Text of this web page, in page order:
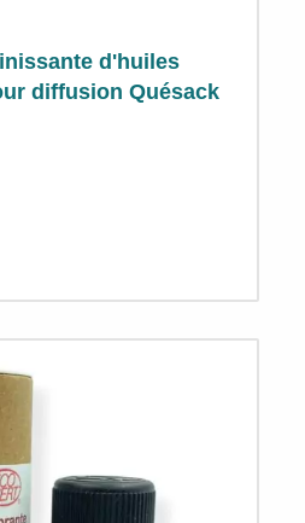
d'huiles
diffusion Quésack